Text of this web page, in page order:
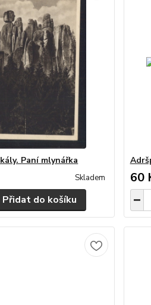
Paní mlynářka
Skladem
Přidat do košíku
60